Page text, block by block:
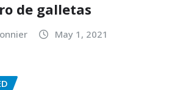
de galletas
May 1, 2021